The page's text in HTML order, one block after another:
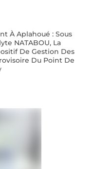
À Aplahoué : Sous
NATABOU, La
De Gestion Des
Du Point De